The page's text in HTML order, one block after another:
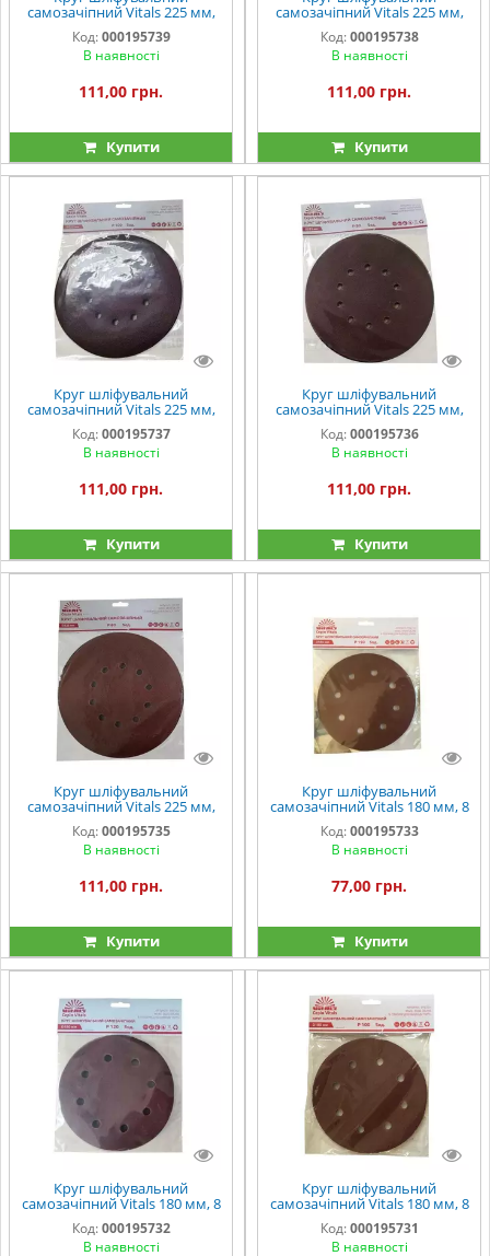
самозачіпний Vitals 225 мм,
10 отв., з. – 150, 5 од.
Код: 000195739
В наявності
111,00 грн.
Купити
самозачіпний Vitals 225 мм,
10 відп. з. – 120, 5 од.
Код: 000195738
В наявності
111,00 грн.
Купити
Круг шліфувальний
самозачіпний Vitals 225 мм,
10 отв., з. – 100, 5 од.
Код: 000195737
В наявності
111,00 грн.
Купити
Круг шліфувальний
самозачіпний Vitals 225 мм,
10 отв., з. – 80, 5 од.
Код: 000195736
В наявності
111,00 грн.
Купити
Круг шліфувальний
самозачіпний Vitals 225 мм,
10 отв., з. – 60, 5 од.
Код: 000195735
В наявності
111,00 грн.
Купити
Круг шліфувальний
самозачіпний Vitals 180 мм, 8
отв., з. – 150, 5 од.
Код: 000195733
В наявності
77,00 грн.
Купити
Круг шліфувальний
самозачіпний Vitals 180 мм, 8
отв., з. – 120, 5 од.
Код: 000195732
В наявності
Круг шліфувальний
самозачіпний Vitals 180 мм, 8
отв., з. – 100, 5 од.
Код: 000195731
В наявності